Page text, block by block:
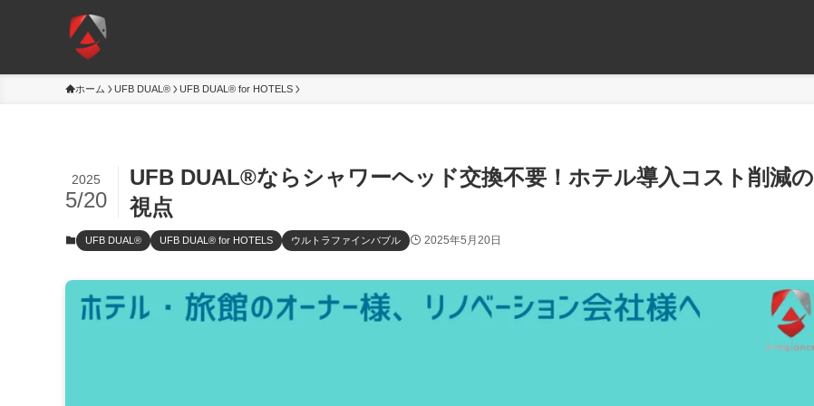
ホーム UFB DUAL® UFB DUAL® for HOTELS
UFB DUAL®ならシャワーヘッド交換不要！ホテル導入コスト削減の
視点
2025
5/20
UFB DUAL® UFB DUAL® for HOTELS ウルトラファインバブル 2025年5月20日